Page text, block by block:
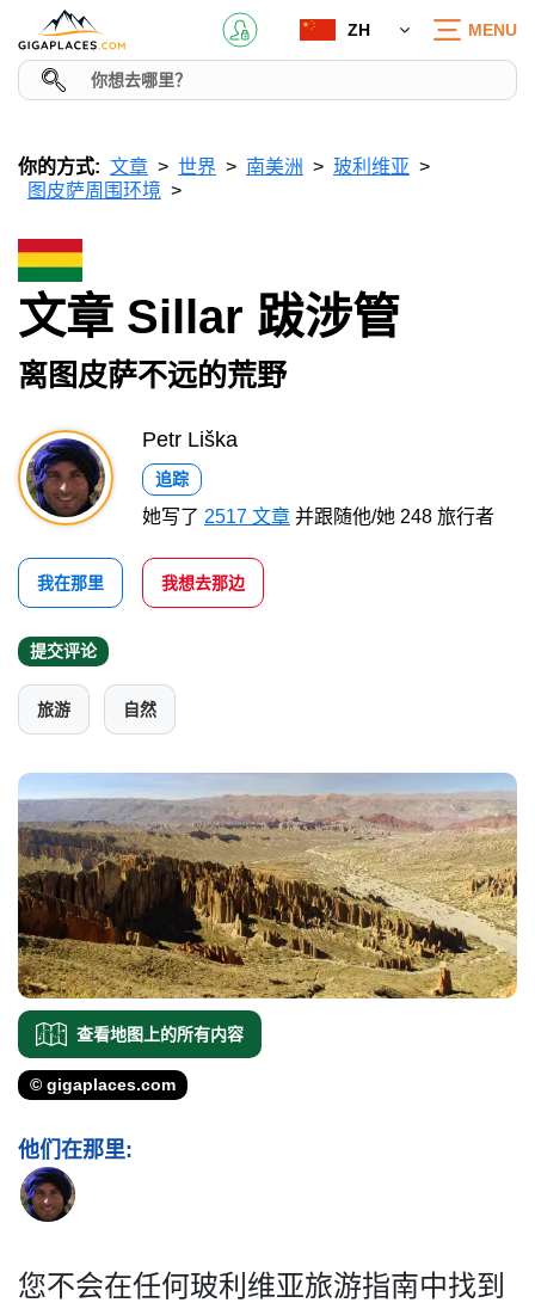
ZH MENU
你的方式: 文章 世界 南美洲
玻利维亚
图皮萨周围环境
文章 Sillar 跋涉管
离图皮萨不远的荒野
Petr Liška
追踪
她写了 2517 文章 并跟随他/她 248 旅行者
我在那里 我想去那边
提交评论
旅游 自然
查看地图上的所有内容
© gigaplaces.com
他们在那里:
您不会在任何玻利维亚旅游指­南中找到